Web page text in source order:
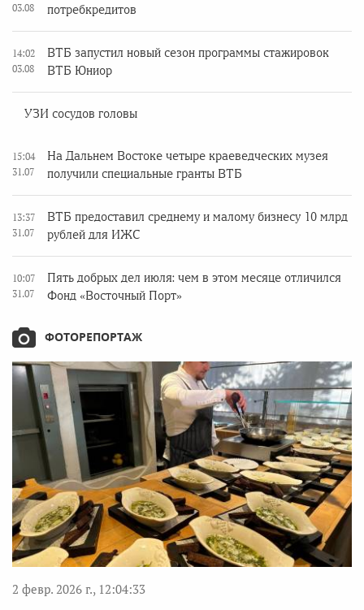
03.08
потребкредитов
14:02
03.08
ВТБ запустил новый сезон программы стажировок
ВТБ Юниор
УЗИ сосудов головы
15:04
31.07
На Дальнем Востоке четыре краеведческих музея
получили специальные гранты ВТБ
13:37
31.07
ВТБ предоставил среднему и малому бизнесу 10 млрд
рублей для ИЖС
10:07
31.07
Пять добрых дел июля: чем в этом месяце отличился
Фонд «Восточный Порт»
ФОТОРЕПОРТАЖ
2 февр. 2026 г., 12:04:33